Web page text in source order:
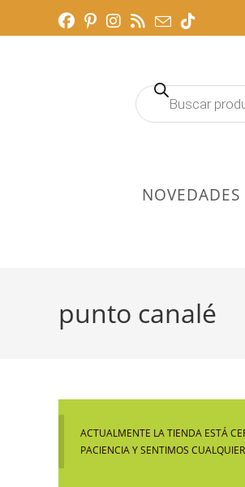
Búsqueda
de
NOVEDADES
punto canalé
ACTUALMENTE LA TIENDA ESTÁ
PACIENCIA Y SENTIMOS